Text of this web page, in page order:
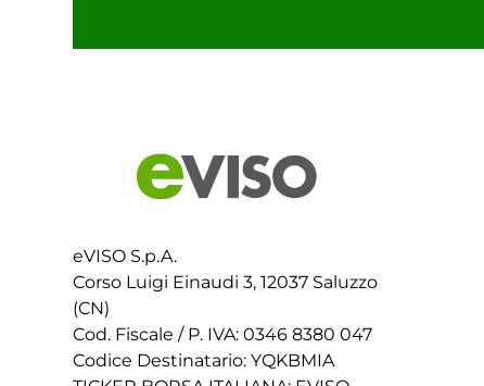
eVISO S.p.A.
Corso Luigi Einaudi 3, 12037 Saluzzo
(CN)
Cod. Fiscale / P. IVA: 0346 8380 047
Codice Destinatario: YQKBMIA